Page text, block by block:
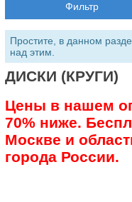
Фильтр
Простите, в данном
над этим.
ДИСКИ (КРУГИ)
Цены в нашем
70% ниже.
Москве и
города России.